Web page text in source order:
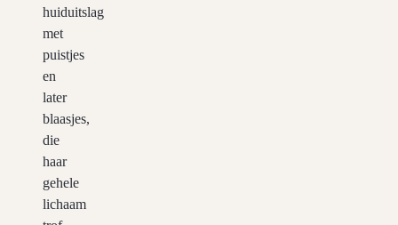
huiduitslag
met
puistjes
en
later
blaasjes,
die
haar
gehele
lichaam